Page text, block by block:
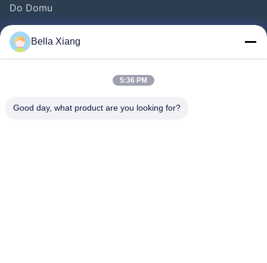
Do Domu
Produkty
Filmy
Kontrola Jakości
Bella Xiang
5:36 PM
Good day, what product are you looking for?